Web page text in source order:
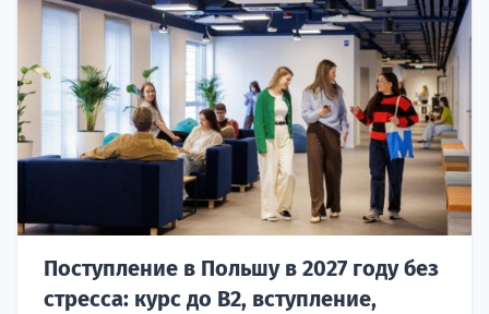
Поступление в Польшу в 2027 году без
стресса: курс до B2, вступление,